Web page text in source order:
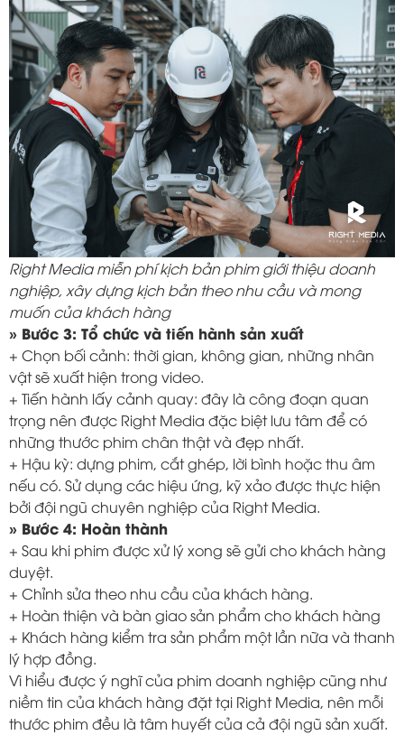
Right Media miễn phí kịch bản phim giới thiệu doanh
nghiệp, xây dựng kịch bản theo nhu cầu và mong
muốn của khách hàng
» Bước 3: Tổ chức và tiến hành sản xuất
+ Chọn bối cảnh: thời gian, không gian, những nhân
vật sẽ xuất hiện trong video.
+ Tiến hành lấy cảnh quay: đây là công đoạn quan
trọng nên được Right Media đặc biệt lưu tâm để có
những thước phim chân thật và đẹp nhất.
+ Hậu kỳ: dựng phim, cắt ghép, lời bình hoặc thu âm
nếu có. Sử dụng các hiệu ứng, kỹ xảo được thực hiện
bởi đội ngũ chuyên nghiệp của Right Media.
» Bước 4: Hoàn thành
+ Sau khi phim được xử lý xong sẽ gửi cho khách hàng
duyệt.
+ Chỉnh sửa theo nhu cầu của khách hàng.
+ Hoàn thiện và bàn giao sản phẩm cho khách hàng
+ Khách hàng kiểm tra sản phẩm một lần nữa và thanh
lý hợp đồng.
Vì hiểu được ý nghĩ của phim doanh nghiệp cũng như
niềm tin của khách hàng đặt tại Right Media, nên mỗi
thước phim đều là tâm huyết của cả đội ngũ sản xuất.